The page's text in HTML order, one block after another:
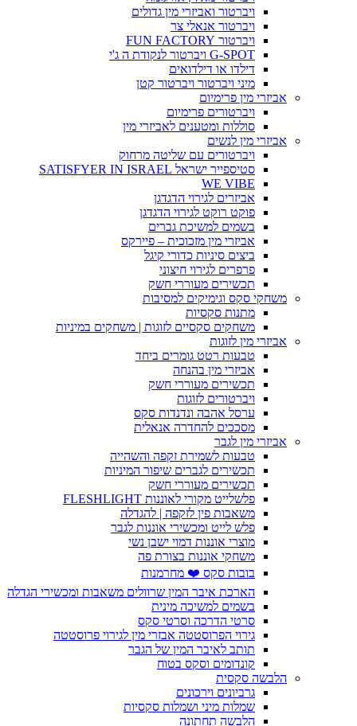
ויברטור ואביזרי מין גדולים
ויברטור אנאלי צר
ויברטור FUN FACTORY
G-SPOT ויברטור לנקודת ה ג'י
דילדו או דילדואים
מיני ויברטור ויברטור קטן
אביזרי מין פרימיום
ויברטורים פרימיום
סוללות ומטענים לאביזרי מין
אביזרי מין לנשים
ויברטורים עם שליטה מרחוק
סטיספייר ישראל SATISFYER IN ISRAEL
WE VIBE
אביזרים לגירוי הדגדגן
פוקט רוקט לגירוי הדגדגן
בשמים למשיכת גברים
אביזרי מין מזכוכית – פיירקס
ביצים סיניות כדורי קיגל
פרפרים לגירוי חיצוני
תכשירים מעוררי חשק
משחקי סקס וגימיקים למסיבות
מתנות סקסיות
משחקים סקסיים לזוגות | משחקים במיניות
אביזרי מין לזוגות
טבעות רטט גומרים ביחד
אביזרי מין בהנחה
תכשירים מעוררי חשק
ויברטורים לזוגות
ערסל אהבה ונדנדות סקס
מסככים להחדרה אנאלית
אביזרי מין לגבר
טבעות לשמירת זקפה והשהייה
תכשירים לגברים שיפור המיניות
תכשירים מעוררי חשק
פלשלייט מקורי לאוננות FLESHLIGHT
משאבות פין לזקפה | להגדלה
פלש לייט ומכשירי אוננות לגבר
מוצרי אוננות דמוי ישבן נשי
משחקי אוננות בצורת פה
בובות סקס ❤️ מחרמנות
הארכת איבר המין שרוולים משאבות ומכשירי הגדלה
בשמים למשיכה מינית
סרטי הדרכה וסרטי סקס
גירוי הפרוסטטה אבזרי מין לגירוי פרוסטטה
תותב לאיבר המין של הגבר
קונדומים וסקס בטוח
הלבשה סקסית
גרביונים וירכונים
שמלות מיני ושמלות סקסיות
הלבשה תחתונה